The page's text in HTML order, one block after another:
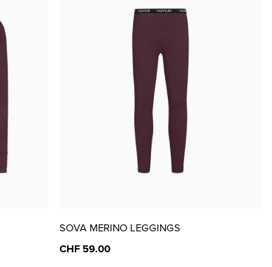
SOVA MERINO LEGGINGS
CHF 59.00